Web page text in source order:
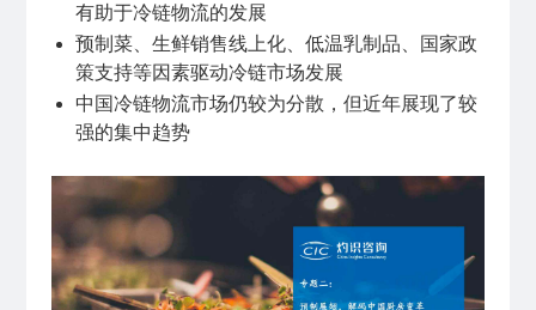
有助于冷链物流的发展
预制菜、生鲜销售线上化、低温乳制品、国家政
策支持等因素驱动冷链市场发展
中国冷链物流市场仍较为分散，但近年展现了较
强的集中趋势